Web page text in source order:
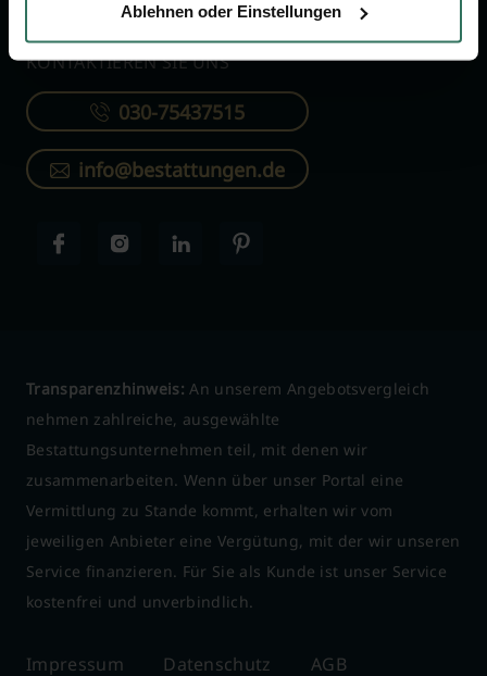
Ablehnen oder Einstellungen
KONTAKTIEREN SIE UNS
030-75437515
info@bestattungen.de
Transparenzhinweis: An unserem Angebotsvergleich
nehmen zahlreiche, ausgewählte
Bestattungsunternehmen teil, mit denen wir
zusammenarbeiten. Wenn über unser Portal eine
Vermittlung zu Stande kommt, erhalten wir vom
jeweiligen Anbieter eine Vergütung, mit der wir unseren
Service finanzieren. Für Sie als Kunde ist unser Service
kostenfrei und unverbindlich.
Impressum Datenschutz AGB